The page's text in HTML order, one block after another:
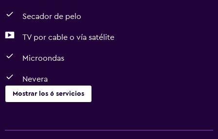
Secador de pelo
TV por cable o vía satélite
Microondas
Nevera
Mostrar los 6 servicios
Microondas